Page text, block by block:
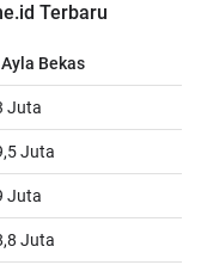
Terbaru
Bekas
Juta
Juta
Juta
Juta